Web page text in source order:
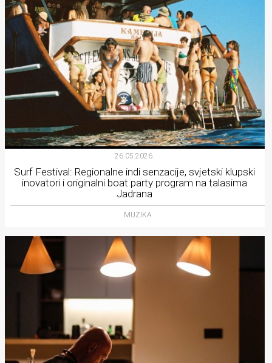
26.05.2026.
Surf Festival: Regionalne indi senzacije, svjetski klupski
inovatori i originalni boat party program na talasima
Jadrana
MUZIKA